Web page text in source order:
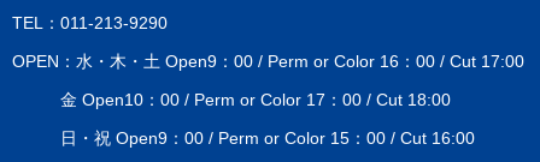
TEL：011-213-9290
OPEN：水・木・土 Open9：00 / Perm or Color 16：00 / Cut 17:00
金 Open10：00 / Perm or Color 17：00 / Cut 18:00
日・祝 Open9：00 / Perm or Color 15：00 / Cut 16:00